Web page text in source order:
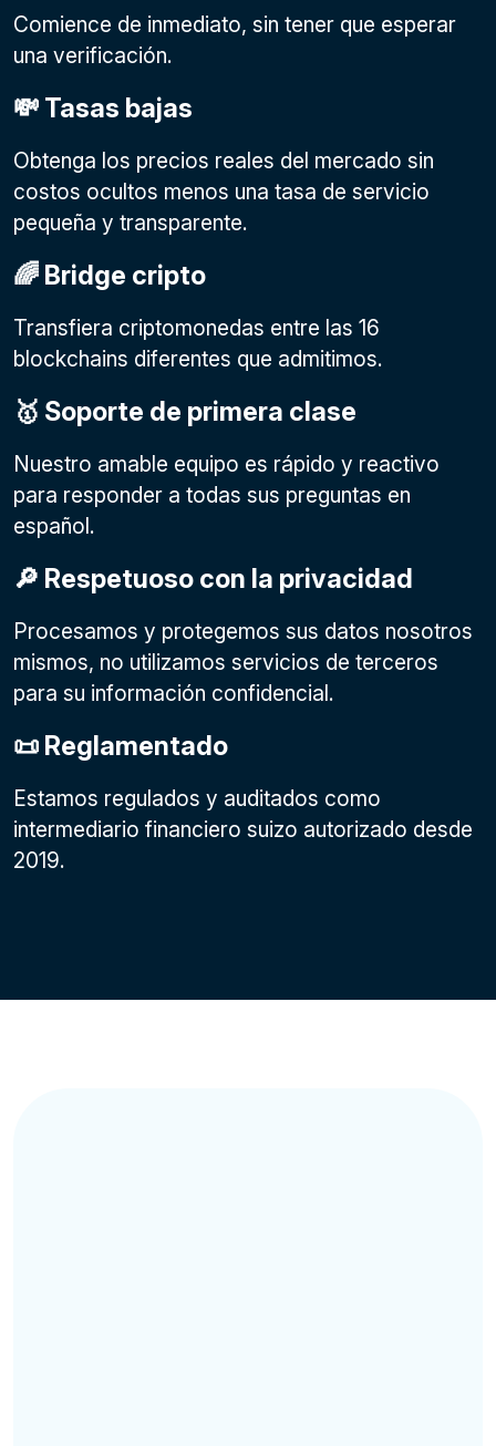
Comience de inmediato, sin tener que esperar
una verificación.
💸 Tasas bajas
Obtenga los precios reales del mercado sin
costos ocultos menos una tasa de servicio
pequeña y transparente.
🌈 Bridge cripto
Transfiera criptomonedas entre las 16
blockchains diferentes que admitimos.
🥇 Soporte de primera clase
Nuestro amable equipo es rápido y reactivo
para responder a todas sus preguntas en
español.
🔎 Respetuoso con la privacidad
Procesamos y protegemos sus datos nosotros
mismos, no utilizamos servicios de terceros
para su información confidencial.
📜 Reglamentado
Estamos regulados y auditados como
intermediario financiero suizo autorizado desde
2019.